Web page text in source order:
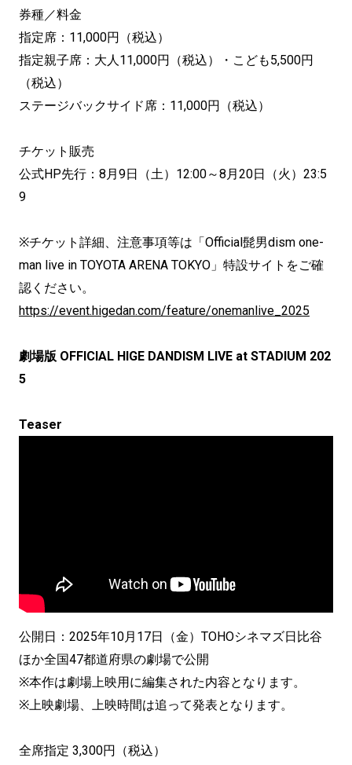
券種／料金
指定席：11,000円（税込）
指定親子席：大人11,000円（税込）・こども5,500円
（税込）
ステージバックサイド席：11,000円（税込）
チケット販売
公式HP先行：8月9日（土）12:00～8月20日（火）23:5
9
※チケット詳細、注意事項等は「Official髭男dism one-
man live in TOYOTA ARENA TOKYO」特設サイトをご確
認ください。
https://event.higedan.com/feature/onemanlive_2025
劇場版 OFFICIAL HIGE DANDISM LIVE at STADIUM 202
5
Teaser
公開日：2025年10月17日（金）TOHOシネマズ日比谷
ほか全国47都道府県の劇場で公開
※本作は劇場上映用に編集された内容となります。
※上映劇場、上映時間は追って発表となります。
全席指定 3,300円（税込）